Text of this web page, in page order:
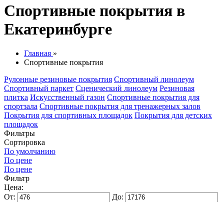
Спортивные покрытия в
Екатеринбурге
Главная »
Спортивные покрытия
Рулонные резиновые покрытия Спортивный линолеум
Спортивный паркет Сценический линолеум Резиновая
плитка Искусственный газон Спортивные покрытия для
спортзала Спортивные покрытия для тренажерных залов
Покрытия для спортивных площадок Покрытия для детских
площадок
Фильтры
Сортировка
По умолчанию
По цене
По цене
Фильтр
Цена:
От:
До: